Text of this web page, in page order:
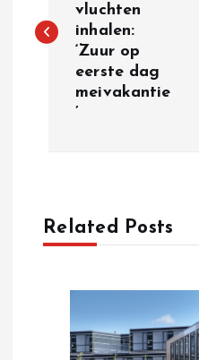
s
vluchten
inhalen:
‘Zuur op
eerste dag
meivakantie
’
Related Posts